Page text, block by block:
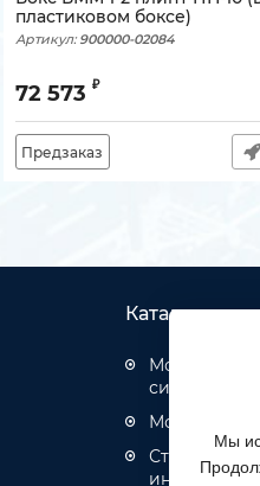
пластиковом боксе)
Артикул: 900000-02084
72 573 ₽
Предзаказ
Каталог
Монтаж
систем
Монтаж
Мы